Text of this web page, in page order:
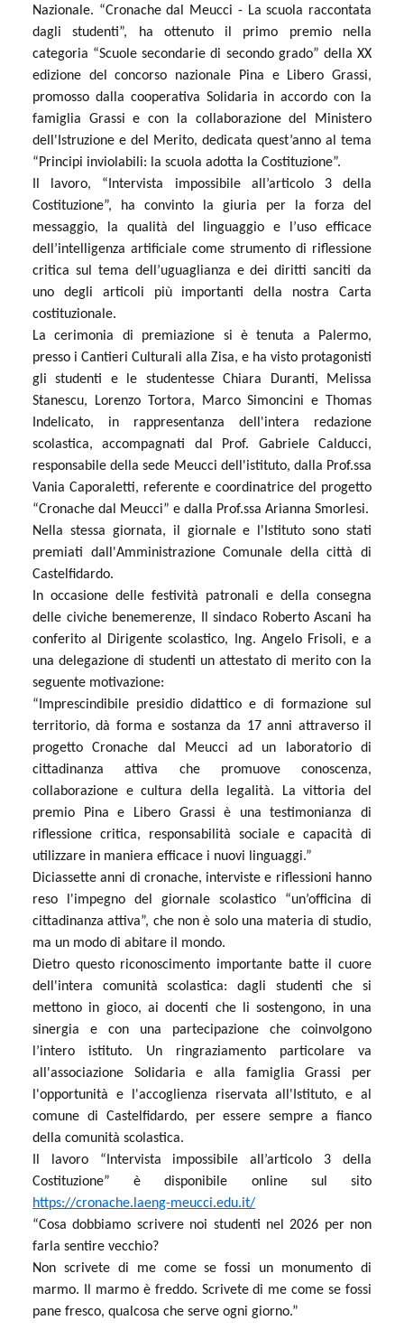
Nazionale. “Cronache dal Meucci - La scuola raccontata
dagli studenti”, ha ottenuto il primo premio nella
categoria “Scuole secondarie di secondo grado” della XX
edizione del concorso nazionale Pina e Libero Grassi,
promosso dalla cooperativa Solidaria in accordo con la
famiglia Grassi e con la collaborazione del Ministero
dell'Istruzione e del Merito, dedicata quest’anno al tema
“Principi inviolabili: la scuola adotta la Costituzione”.
Il lavoro, “Intervista impossibile all’articolo 3 della
Costituzione”, ha convinto la giuria per la forza del
messaggio, la qualità del linguaggio e l’uso efficace
dell’intelligenza artificiale come strumento di riflessione
critica sul tema dell’uguaglianza e dei diritti sanciti da
uno degli articoli più importanti della nostra Carta
costituzionale.
La cerimonia di premiazione si è tenuta a Palermo,
presso i Cantieri Culturali alla Zisa, e ha visto protagonisti
gli studenti e le studentesse Chiara Duranti, Melissa
Stanescu, Lorenzo Tortora, Marco Simoncini e Thomas
Indelicato, in rappresentanza dell'intera redazione
scolastica, accompagnati dal Prof. Gabriele Calducci,
responsabile della sede Meucci dell'istituto, dalla Prof.ssa
Vania Caporaletti, referente e coordinatrice del progetto
“Cronache dal Meucci” e dalla Prof.ssa Arianna Smorlesi.
Nella stessa giornata, il giornale e l'Istituto sono stati
premiati dall'Amministrazione Comunale della città di
Castelfidardo.
In occasione delle festività patronali e della consegna
delle civiche benemerenze, Il sindaco Roberto Ascani ha
conferito al Dirigente scolastico, Ing. Angelo Frisoli, e a
una delegazione di studenti un attestato di merito con la
seguente motivazione:
“Imprescindibile presidio didattico e di formazione sul
territorio, dà forma e sostanza da 17 anni attraverso il
progetto Cronache dal Meucci ad un laboratorio di
cittadinanza attiva che promuove conoscenza,
collaborazione e cultura della legalità. La vittoria del
premio Pina e Libero Grassi è una testimonianza di
riflessione critica, responsabilità sociale e capacità di
utilizzare in maniera efficace i nuovi linguaggi.”
Diciassette anni di cronache, interviste e riflessioni hanno
reso l'impegno del giornale scolastico “un’officina di
cittadinanza attiva”, che non è solo una materia di studio,
ma un modo di abitare il mondo.
Dietro questo riconoscimento importante batte il cuore
dell'intera comunità scolastica: dagli studenti che si
mettono in gioco, ai docenti che li sostengono, in una
sinergia e con una partecipazione che coinvolgono
l’intero istituto. Un ringraziamento particolare va
all'associazione Solidaria e alla famiglia Grassi per
l'opportunità e l'accoglienza riservata all'Istituto, e al
comune di Castelfidardo, per essere sempre a fianco
della comunità scolastica.
Il lavoro “Intervista impossibile all’articolo 3 della
Costituzione” è disponibile online sul sito
https://cronache.laeng-meucci.edu.it/
“Cosa dobbiamo scrivere noi studenti nel 2026 per non
farla sentire vecchio?
Non scrivete di me come se fossi un monumento di
marmo. Il marmo è freddo. Scrivete di me come se fossi
pane fresco, qualcosa che serve ogni giorno.”